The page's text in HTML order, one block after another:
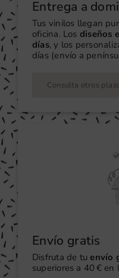
Entrega a
Tus vinilos llegan
oficina. Los diseños
días, y los
días (envío a
Consulta otros
Envío gratis
Disfruta de tu envío
superiores a 40 € en